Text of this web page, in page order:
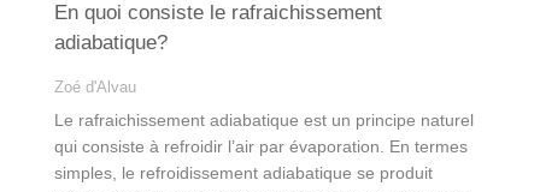
En quoi consiste le rafraichissement
adiabatique?
Zoé d'Alvau
Le rafraichissement adiabatique est un principe naturel
qui consiste à refroidir l’air par évaporation. En termes
simples, le refroidissement adiabatique se produit